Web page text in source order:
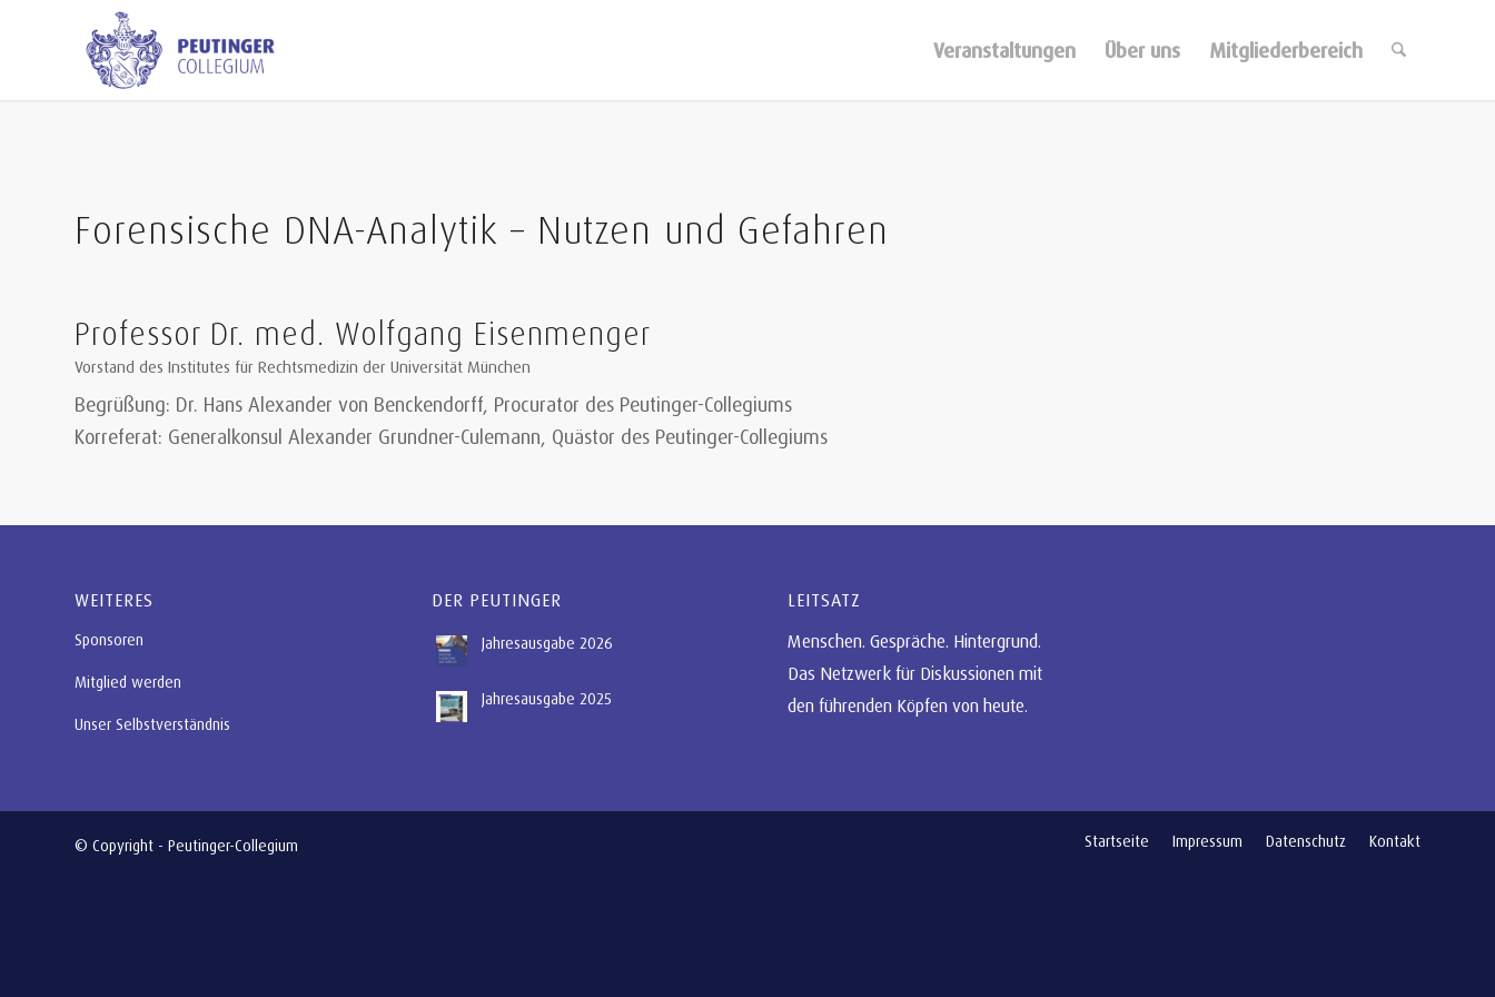
Veranstaltungen Über uns Mitgliederbereich
Forensische DNA-Analytik – Nutzen und Gefahren
Professor Dr. med. Wolfgang Eisenmenger
Vorstand des Institutes für Rechtsmedizin der Universität München
Begrüßung: Dr. Hans Alexander von Benckendorff, Procurator des Peutinger-Collegiums
Korreferat: Generalkonsul Alexander Grundner-Culemann, Quästor des Peutinger-Collegiums
WEITERES
Sponsoren
Mitglied werden
Unser Selbstverständnis
DER PEUTINGER
Jahresausgabe 2026
Jahresausgabe 2025
LEITSATZ
Menschen. Gespräche. Hintergrund.
Das Netzwerk für Diskussionen mit
den führenden Köpfen von heute.
© Copyright - Peutinger-Collegium Startseite Impressum Datenschutz Kontakt